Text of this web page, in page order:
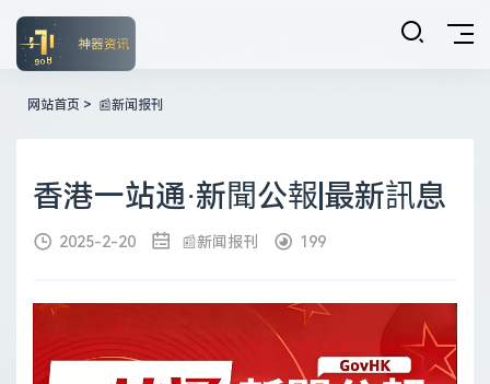
网站首页 > 📰新闻报刊
香港一站通·新聞公報|最新訊息
2025-2-20 📰新闻报刊 199